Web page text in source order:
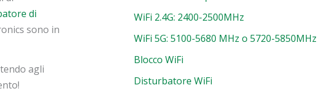
di
sono in
agli
WiFi 2.4G: 2400-2500MHz
WiFi 5G: 5100-5680 MHz o 5720-5850MHz
Blocco WiFi
Disturbatore WiFi